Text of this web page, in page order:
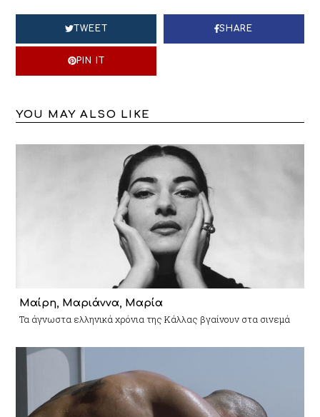
TWEET SHARE
PIN IT
YOU MAY ALSO LIKE
Μαίρη, Μαριάννα, Μαρία
Τα άγνωστα ελληνικά χρόνια της Κάλλας βγαίνουν στα σινεμά